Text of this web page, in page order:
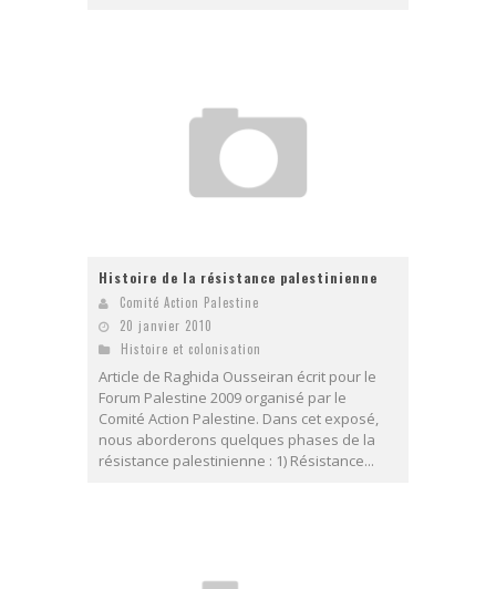
Histoire de la résistance palestinienne
Comité Action Palestine
20 janvier 2010
Histoire et colonisation
Article de Raghida Ousseiran écrit pour le
Forum Palestine 2009 organisé par le
Comité Action Palestine. Dans cet exposé,
nous aborderons quelques phases de la
résistance palestinienne : 1) Résistance...